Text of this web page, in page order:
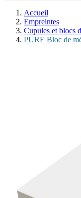
Accueil
Empreintes
Cupules et blocs
PURE Bloc de